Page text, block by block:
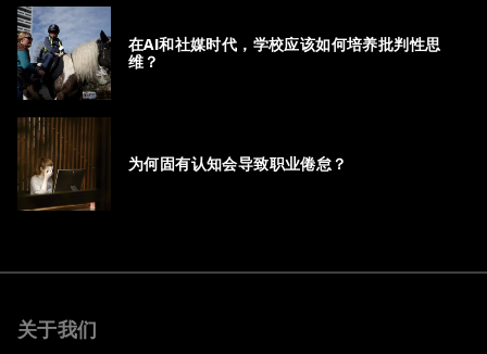
在AI和社媒时代，学校应该如何培养批判性思
维？
为何固有认知会导致职业倦怠？
关于我们